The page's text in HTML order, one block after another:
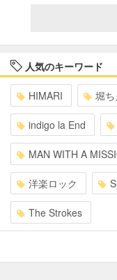
人気のキーワード
HIMARI 堀
indigo la End
MAN WITH A
洋楽ロック
The Strokes